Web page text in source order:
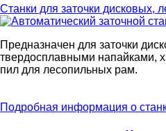
Станки для заточки дисковых,
Предназначен для заточки
твердосплавными напайками,
пил для лесопильных рам.
Подробная информация о